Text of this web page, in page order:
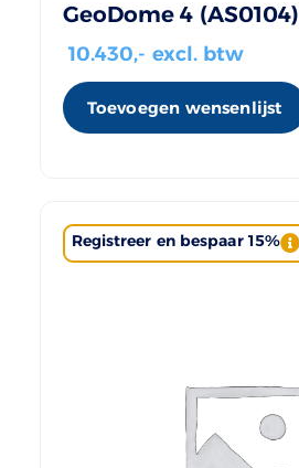
GeoDome 4 (AS0104)
10.430,- excl. btw
Toevoegen wensenlijst
Registreer en bespaar 15%